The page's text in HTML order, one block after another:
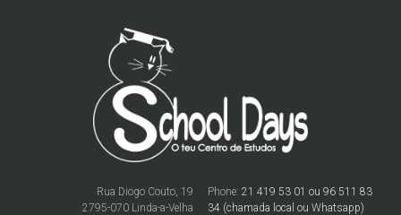
Phone:21 419 53 01 ou 96 511 83
34 (chamada local ou Whatsapp)
Rua Diogo Couto, 19
2795-070 Linda-a-Velha